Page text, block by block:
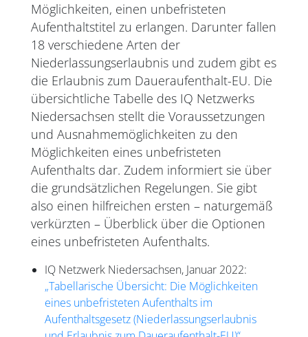
Möglichkeiten, einen unbefristeten
Aufenthaltstitel zu erlangen. Darunter fallen
18 verschiedene Arten der
Niederlassungserlaubnis und zudem gibt es
die Erlaubnis zum Daueraufenthalt-EU. Die
übersichtliche Tabelle des IQ Netzwerks
Niedersachsen stellt die Voraussetzungen
und Ausnahmemöglichkeiten zu den
Möglichkeiten eines unbefristeten
Aufenthalts dar. Zudem informiert sie über
die grundsätzlichen Regelungen. Sie gibt
also einen hilfreichen ersten – naturgemäß
verkürzten – Überblick über die Optionen
eines unbefristeten Aufenthalts.
IQ Netzwerk Niedersachsen, Januar 2022:
„Tabellarische Übersicht: Die Möglichkeiten
eines unbefristeten Aufenthalts im
Aufenthaltsgesetz (Niederlassungserlaubnis